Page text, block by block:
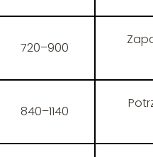
720–900
840–1140